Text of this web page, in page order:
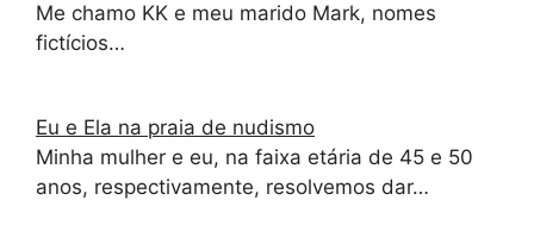
Me chamo KK e meu marido Mark, nomes
fictícios…
Eu e Ela na praia de nudismo
Minha mulher e eu, na faixa etária de 45 e 50
anos, respectivamente, resolvemos dar…